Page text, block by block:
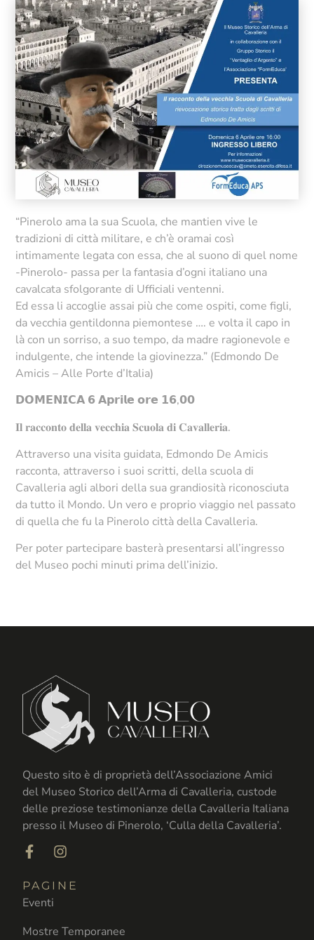
“Pinerolo ama la sua Scuola, che mantien vive le
tradizioni di città militare, e ch’è oramai così
intimamente legata con essa, che al suono di quel nome
-Pinerolo- passa per la fantasia d’ogni italiano una
cavalcata sfolgorante di Ufficiali ventenni.
Ed essa li accoglie assai più che come ospiti, come figli,
da vecchia gentildonna piemontese …. e volta il capo in
là con un sorriso, a suo tempo, da madre ragionevole e
indulgente, che intende la giovinezza.” (Edmondo De
Amicis – Alle Porte d’Italia)
𝗗𝗢𝗠𝗘𝗡𝗜𝗖𝗔 𝟲 𝗔𝗽𝗿𝗶𝗹𝗲 𝗼𝗿𝗲 𝟭𝟲,𝟬𝟬
𝐈𝐥 𝐫𝐚𝐜𝐜𝐨𝐧𝐭𝐨 𝐝𝐞𝐥𝐥𝐚 𝐯𝐞𝐜𝐜𝐡𝐢𝐚 𝐒𝐜𝐮𝐨𝐥𝐚 𝐝𝐢 𝐂𝐚𝐯𝐚𝐥𝐥𝐞𝐫𝐢𝐚.
Attraverso una visita guidata, Edmondo De Amicis
racconta, attraverso i suoi scritti, della scuola di
Cavalleria agli albori della sua grandiosità riconosciuta
da tutto il Mondo. Un vero e proprio viaggio nel passato
di quella che fu la Pinerolo città della Cavalleria.
Per poter partecipare basterà presentarsi all’ingresso
del Museo pochi minuti prima dell’inizio.
Questo sito è di proprietà dell’Associazione Amici
del Museo Storico dell’Arma di Cavalleria, custode
delle preziose testimonianze della Cavalleria Italiana
presso il Museo di Pinerolo, ‘Culla della Cavalleria’.
PAGINE
Eventi
Mostre Temporanee